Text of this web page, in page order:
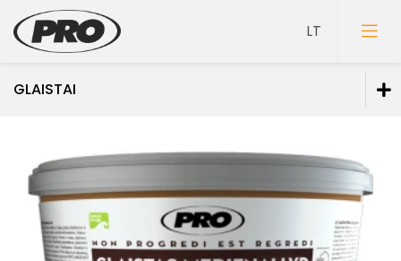
GLAISTAI
Gruntai
Glaistai
Glaistai vidaus darbams